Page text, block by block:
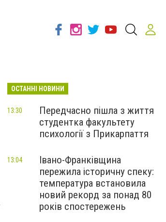
ОСТАННІ НОВИНИ
Передчасно пішла з життя
студентка факультету
психології з Прикарпаття
13:30
Івано-Франківщина
пережила історичну спеку:
температура встановила
новий рекорд за понад 80
років спостережень
13:04